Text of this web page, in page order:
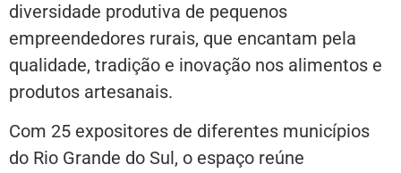
diversidade produtiva de pequenos
empreendedores rurais, que encantam pela
qualidade, tradição e inovação nos alimentos e
produtos artesanais.
Com 25 expositores de diferentes municípios
do Rio Grande do Sul, o espaço reúne